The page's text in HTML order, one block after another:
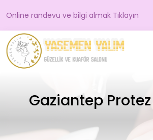
Online randevu ve bilgi almak Tıklayın
Gaziantep Protez